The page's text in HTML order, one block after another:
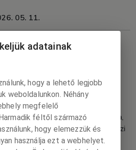
05. 11.
Szemle 2026/5.
májusi száma a hatvan éve
elhunyt, káprázatos tehetségű
blokkal kezdődik. Jász Attila,
Károly verseit, valamint Szászi
elbeszéléseit Talamon Alfonz
adatainak
hogy a lehető legjobb
weboldalunkon. Néhány
megfelelő
féltől származó
hogy elemezzük és
használja ezt a webhelyet.